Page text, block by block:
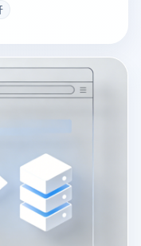
阵运营痛点，深度揭
层硬件指纹的物理隔
掌握大卖都在用的高